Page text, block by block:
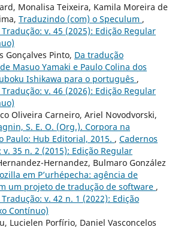
Monalisa Teixeira, Kamila Moreira de
Traduzindo (com) o Speculum ,
v. 45 (2025): Edição Regular
Gonçalves Pinto, Da tradução
Masuo Yamaki e Paulo Colina dos
Ishikawa para o português ,
v. 46 (2026): Edição Regular
Oliveira Carneiro, Ariel Novodvorski,
S. E. O. (Org.). Corpora na
Paulo: Hub Editorial, 2015. , Cadernos
35 n. 2 (2015): Edição Regular
Hernandez, Bulmaro González
em P’urhépecha: agência de
um projeto de tradução de software ,
v. 42 n. 1 (2022): Edição
Contínuo)
Lucielen Porfírio, Daniel Vasconcelos